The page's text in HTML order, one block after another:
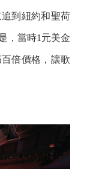
到紐約和聖荷
，當時1元美金
倍價格，讓歌